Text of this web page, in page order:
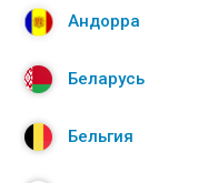
Андорра
Беларусь
Бельгия